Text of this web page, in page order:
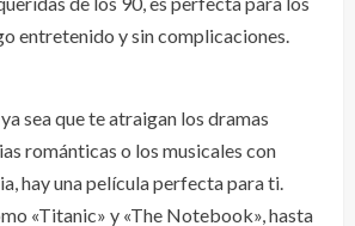
entretenido y sin complicaciones.
sea que te atraigan los dramas
románticas o los musicales con
hay una película perfecta para ti.
«Titanic» y «The Notebook», hasta